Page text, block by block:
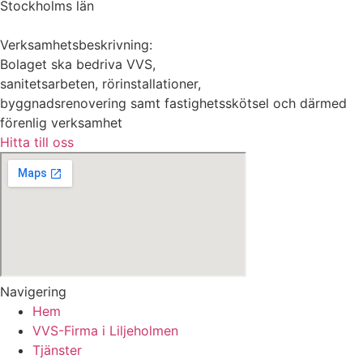
Stockholms län
Verksamhetsbeskrivning:
Bolaget ska bedriva VVS,
sanitetsarbeten, rörinstallationer,
byggnadsrenovering samt fastighetsskötsel och därmed
förenlig verksamhet
Hitta till oss
Navigering
Hem
VVS-Firma i Liljeholmen
Tjänster